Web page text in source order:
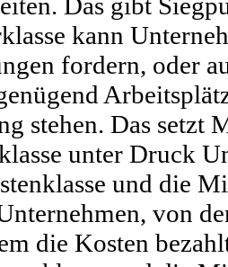
kann
fordern, oder
stehen. Das setzt
unter Druck
und die
von
die Kosten